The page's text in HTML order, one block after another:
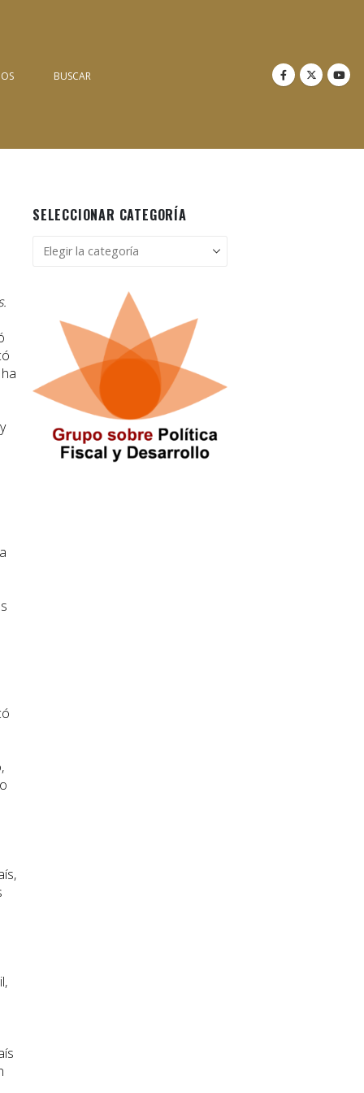
BUSCAR
SELECCIONAR CATEGORÍA
Seleccionar
categoría